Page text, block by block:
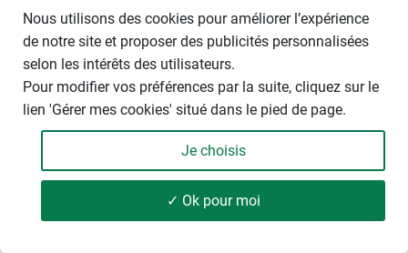
127 produits FILTRER
Nous utilisons des cookies pour améliorer l’expérience
de notre site et proposer des publicités personnalisées
selon les intérêts des utilisateurs.
Pour modifier vos préférences par la suite, cliquez sur le
lien 'Gérer mes cookies' situé dans le pied de page.
Je choisis
✓ Ok pour moi